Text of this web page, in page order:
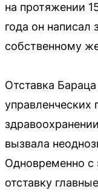
на протяжении
года он написал
собственному
Отставка
управленческих
вызвала
Одновременно с
отставку